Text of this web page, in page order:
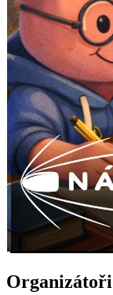
Organizátoři